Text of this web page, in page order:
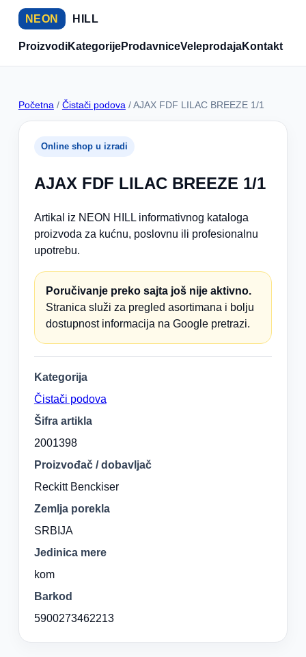
NEON HILL
ProizvodiKategorijeProdavniceVeleprodajaKontakt
Početna / Čistači podova / AJAX FDF LILAC BREEZE 1/1
Online shop u izradi
AJAX FDF LILAC BREEZE 1/1
Artikal iz NEON HILL informativnog kataloga
proizvoda za kućnu, poslovnu ili profesionalnu
upotrebu.
Poručivanje preko sajta još nije aktivno.
Stranica služi za pregled asortimana i bolju
dostupnost informacija na Google pretrazi.
Kategorija
Čistači podova
Šifra artikla
2001398
Proizvođač / dobavljač
Reckitt Benckiser
Zemlja porekla
SRBIJA
Jedinica mere
kom
Barkod
5900273462213